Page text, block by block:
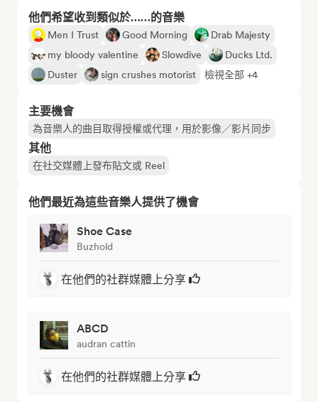
他們希望收到類似於……的音樂
Men I Trust Good Morning
Drab Majesty
my bloody valentine
Slowdive
Ducks Ltd.
Duster
sign crushes motorist 檢視全部 +4
主要機會
為音樂人的曲目取得授權或代理，用於影像／影片同步
其他
在社交媒體上發布貼文或 Reel
他們最近為這些音樂人提供了機會
Shoe Case
Buzhold
在他們的社群媒體上分享
ABCD
audran cattin
在他們的社群媒體上分享